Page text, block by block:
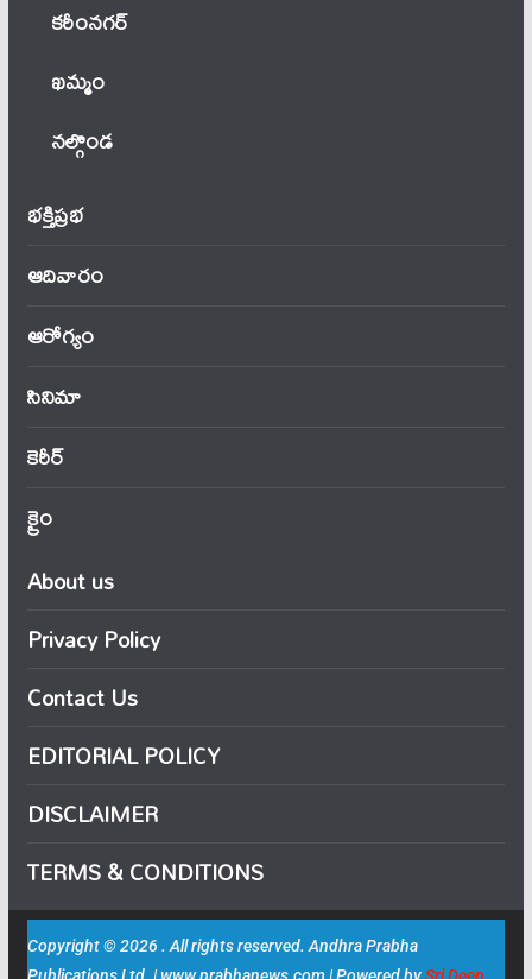
కరీంనగర్
ఖ‌మ్మం
నల్గొండ
భక్తిప్రభ
ఆదివారం
ఆరోగ్యం
సినిమా
కెరీర్
క్రైం
About us
Privacy Policy
Contact Us
EDITORIAL POLICY
DISCLAIMER
TERMS & CONDITIONS
Copyright © 2026 . All rights reserved. Andhra Prabha